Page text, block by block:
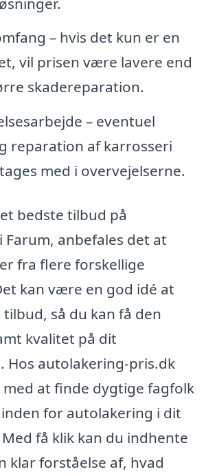
– hvis det kun er en
vil prisen være lavere end
skadereparation.
– eventuel
reparation af karrosseri
med i overvejelserne.
bedste tilbud på
anbefales det at
fra flere forskellige
kan være en god idé at
så du kan få den
kvalitet på dit
Hos autolakering-pris.dk
at finde dygtige fagfolk
for autolakering i dit
få klik kan du indhente
klar forståelse af, hvad